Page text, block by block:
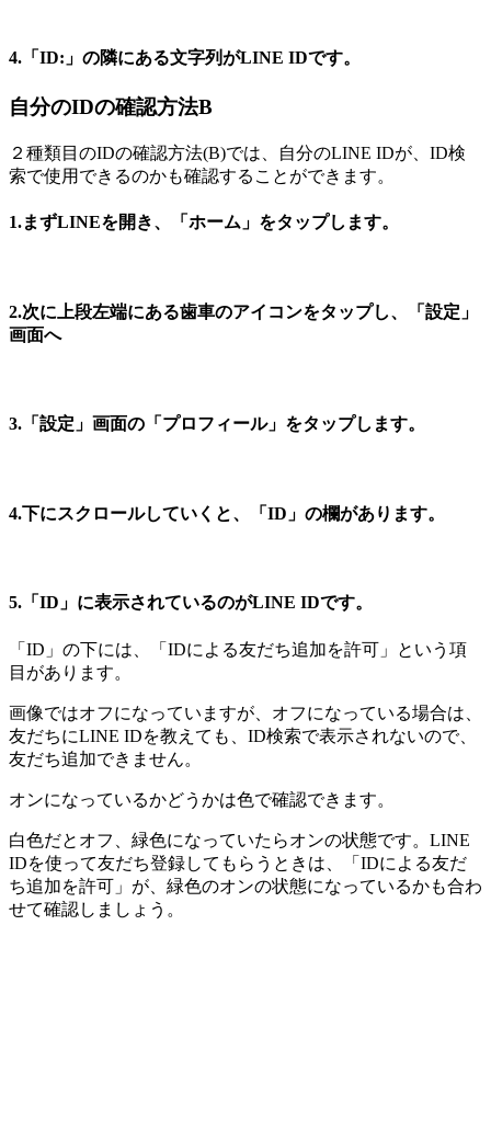
4.「ID:」の隣にある文字列がLINE IDです。
自分のIDの確認方法B
２種類目のIDの確認方法(B)では、自分のLINE IDが、ID検
索で使用できるのかも確認することができます。
1.まずLINEを開き、「ホーム」をタップします。
2.次に上段左端にある歯車のアイコンをタップし、「設定」
画面へ
3.「設定」画面の「プロフィール」をタップします。
4.下にスクロールしていくと、「ID」の欄があります。
5.「ID」に表示されているのがLINE IDです。
「ID」の下には、「IDによる友だち追加を許可」という項
目があります。
画像ではオフになっていますが、オフになっている場合は、
友だちにLINE IDを教えても、ID検索で表示されないので、
友だち追加できません。
オンになっているかどうかは色で確認できます。
白色だとオフ、緑色になっていたらオンの状態です。LINE
IDを使って友だち登録してもらうときは、「IDによる友だ
ち追加を許可」が、緑色のオンの状態になっているかも合わ
せて確認しましょう。